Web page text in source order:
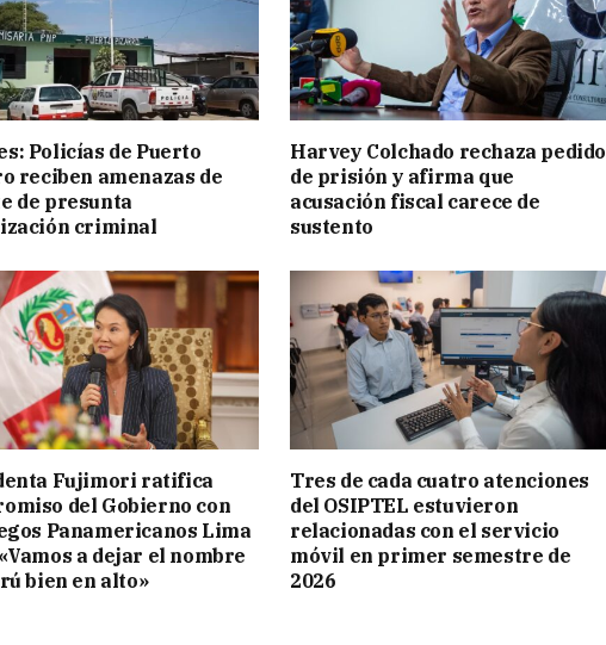
Policías de Puerto
reciben amenazas de
de presunta
criminal
Harvey Colchado rechaza pedido
de prisión y afirma que
acusación fiscal carece de
sustento
Fujimori ratifica
del Gobierno con
Panamericanos Lima
a dejar el nombre
bien en alto»
Tres de cada cuatro atenciones
del OSIPTEL estuvieron
relacionadas con el servicio
móvil en primer semestre de
2026